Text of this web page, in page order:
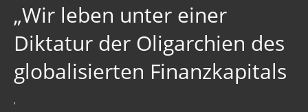
EU Diktatur 2017
EU Diktatur
EMRK
„Wir leben unter einer
Diktatur der Oligarchien des
globalisierten Finanzkapitals